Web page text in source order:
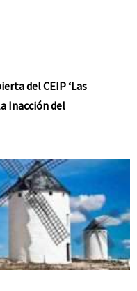
del CEIP ‘Las
Inacción del